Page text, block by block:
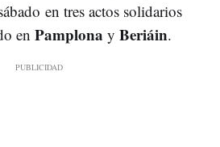
en tres actos solidarios
en Pamplona y Beriáin.